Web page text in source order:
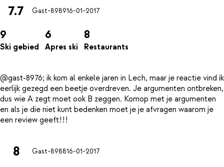
7.7 Gast-898916-01-2017
9
Ski gebied
6
Apres ski
8
Restaurants
@gast-8976; ik kom al enkele jaren in Lech, maar je reactie vind ik
eerlijk gezegd een beetje overdreven. Je argumenten ontbreken,
dus wie A zegt moet ook B zeggen. Komop met je argumenten
en als je die niet kunt bedenken moet je je afvragen waarom je
8 Gast-898816-01-2017